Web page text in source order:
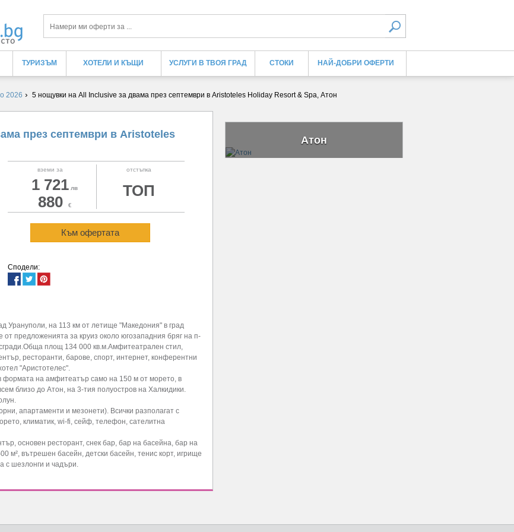
Търси
ТУРИЗЪМ ХОТЕЛИ И КЪЩИ УСЛУГИ В ТВОЯ ГРАД СТОКИ НАЙ-ДОБРИ ОФЕРТИ
2026 › 5 нощувки на All Inclusive за двама през септември в Aristoteles Holiday Resort & Spa, Атон
през септември в Aristoteles
вземи за
1 721 лв
880 €
отстъпка
ТОП
Към офертата
Сподели:
Урануполи, на 113 км от летище "Македония" в град
предложенията за круиз около югозападния бряг на п-
площ 134 000 кв.м.Амфитеатрален стил,
ресторанти, барове, спорт, интернет, конферентни
"Аристотелес".
формата на амфитеатър само на 150 м от морето, в
близо до Атон, на 3-тия полуостров на Халкидики.
апартаменти и мезонети). Всички разполагат с
климатик, wi-fi, сейф, телефон, сателитна
основен ресторант, снек бар, бар на басейна, бар на
м², вътрешен басейн, детски басейн, тенис корт, игрище
с шезлонги и чадъри.
Атон